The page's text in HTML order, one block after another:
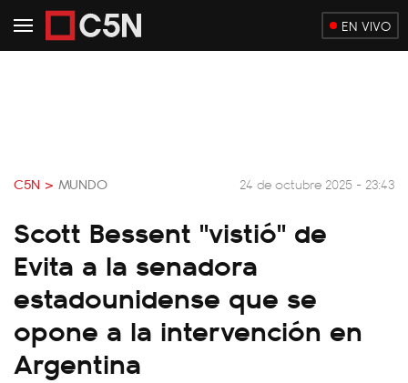
EN VIVO
C5N > MUNDO 24 de octubre 2025 - 23:43
Scott Bessent "vistió" de
Evita a la senadora
estadounidense que se
opone a la intervención en
Argentina